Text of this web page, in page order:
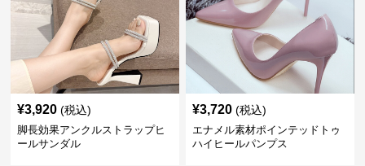
¥3,920 (税込)
脚長効果アンクルストラップヒ
ールサンダル
¥3,720 (税込)
エナメル素材ポインテッドトゥ
ハイヒールパンプス